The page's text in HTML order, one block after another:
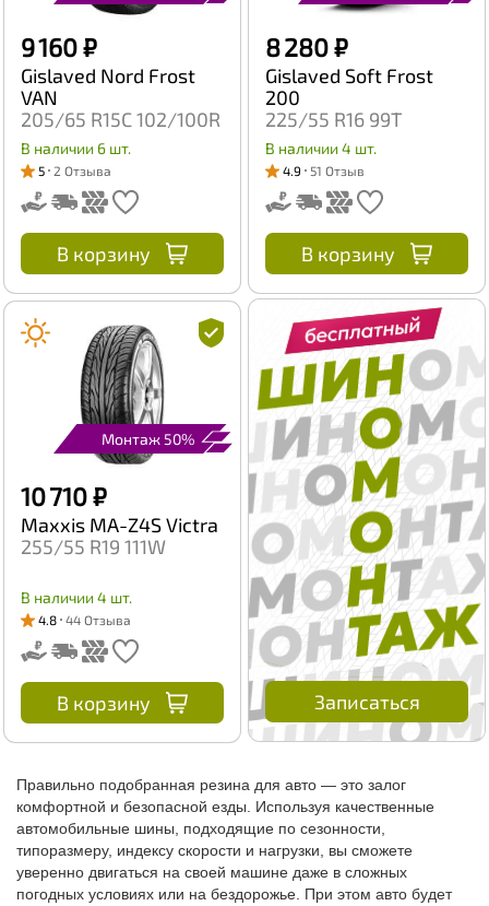
9 160 ₽
Gislaved Nord Frost
VAN
205/65 R15C 102/100R
В наличии 6 шт.
5 2 Отзыва
В корзину
8 280 ₽
Gislaved Soft Frost
200
225/55 R16 99T
В наличии 4 шт.
4.9 51 Отзыв
В корзину
Монтаж 50%
10 710 ₽
Maxxis MA-Z4S Victra
255/55 R19 111W
В наличии 4 шт.
4.8 44 Отзыва
В корзину Записаться
Правильно подобранная резина для авто — это залог
комфортной и безопасной езды. Используя качественные
автомобильные шины, подходящие по сезонности,
типоразмеру, индексу скорости и нагрузки, вы сможете
уверенно двигаться на своей машине даже в сложных
погодных условиях или на бездорожье. При этом авто будет